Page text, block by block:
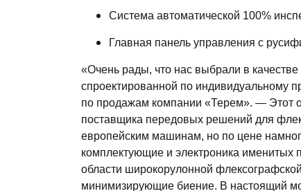
Система автоматической 100%
Главная панель управления с
«Очень рады, что нас выбрали в
спроектированной по индивидуальному
по продажам компании «Терем». — Этот
поставщика передовых решений для
европейским машинам, но по цене
комплектующие и электроника именитых
области широкорулонной
минимизирующие биение. В настоящий